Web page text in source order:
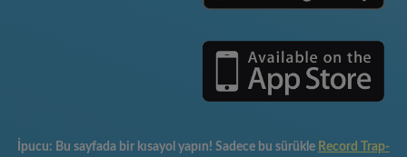
İpucu: Bu sayfada bir kısayol yapın! Sadece bu sürükle Record Trap-